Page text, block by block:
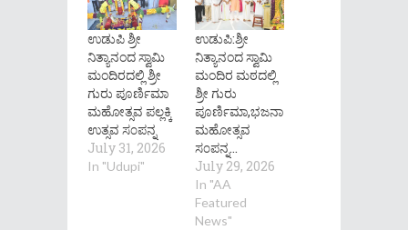
ಉಡುಪಿ ಶ್ರೀ
ನಿತ್ಯಾನಂದ ಸ್ವಾಮಿ
ಮಂದಿರದಲ್ಲಿ ಶ್ರೀ
ಗುರು ಪೂರ್ಣಿಮಾ
ಮಹೋತ್ಸವ ಪಲ್ಲಕ್ಕಿ
ಉತ್ಸವ ಸ೦ಪನ್ನ
July 31, 2026
In "Udupi"
ಉಡುಪಿ:ಶ್ರೀ
ನಿತ್ಯಾನಂದ ಸ್ವಾಮಿ
ಮಂದಿರ ಮಠದಲ್ಲಿ
ಶ್ರೀ ಗುರು
ಪೂರ್ಣಿಮಾ,ಭಜನಾ
ಮಹೋತ್ಸವ
ಸ೦ಪನ್ನ…
July 29, 2026
In "AA
Featured
News"